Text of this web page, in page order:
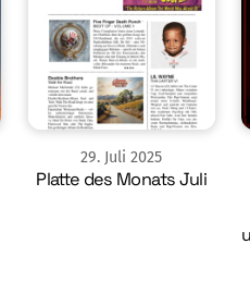
29. Juli 2025
Platte des Monats Juli